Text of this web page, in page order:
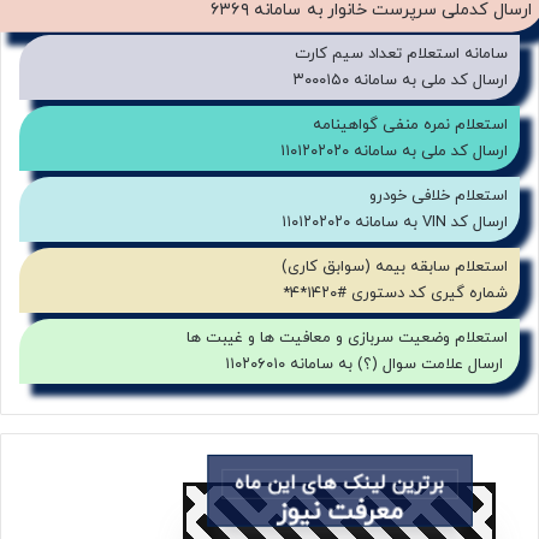
استفاده از گواهی‌ها و اعتبارهای معتبر خود را ارائه دهید تا
اعتماد مشتریان را برای خرید از شما ایجاد کنید.
7. ارائه ضمانت برگشت وجه:
با ارائه ضمانت برگشت وجه به مشتریان، اعتماد آن‌ها را به
خدمات و محصولات شما ایجاد کنید.
8. به‌روزرسانی منظم:
با به‌روزرسانی اکانت خود برای ارائه محتوای جدید، حفظ اعتماد
مشتریان را برقرار کنید.
9. ارائه شاخص‌ها و معیارها:
از معیارها و شاخص‌ها برای نشان دادن عملکرد و کیفیت خدمات و
محصولات خود استفاده کنید.
ارسال کدملی سرپرست خانوار به سامانه ۶۳۶۹
سامانه استعلام تعداد سیم کارت
ارسال کد ملی به سامانه ۳۰۰۰۱۵۰
استعلام نمره منفی گواهینامه
ارسال کد ملی به سامانه ۱۱۰۱۲۰۲۰۲۰
استعلام خلافی خودرو
ارسال کد VIN به سامانه ۱۱۰۱۲۰۲۰۲۰
استعلام سابقه بیمه (سوابق کاری)
شماره گیری کد دستوری #۱۴۲۰*۴*
استعلام وضعیت سربازی و معافیت ها و غیبت ها
ارسال علامت سوال (؟) به سامانه ۱۱۰۲۰۶۰۱۰
برترین لینک های این ماه
معرفت نیوز